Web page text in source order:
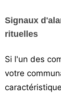
Signaux
rituelles
Si l'un des
votre